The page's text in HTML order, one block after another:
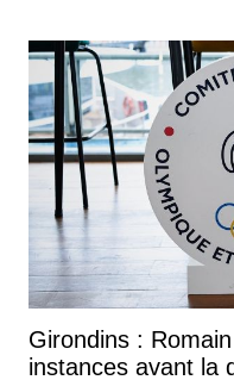
Girondins :
instances avant la